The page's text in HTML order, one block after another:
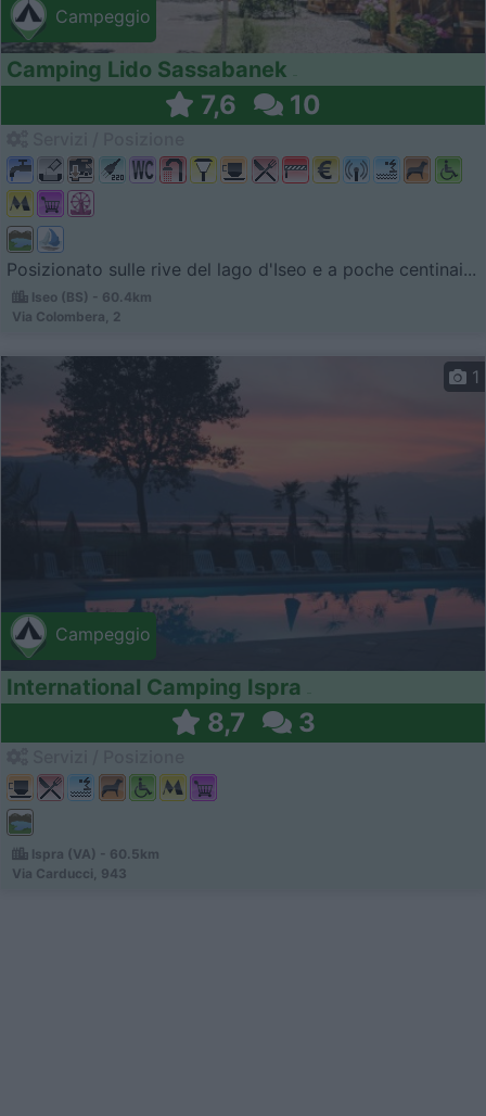
Campeggio
Camping Lido Sassabanek
7,6 10
Posizionato sulle rive del lago d'Iseo e a poche centinai...
Iseo (BS) - 60.4km
Via Colombera, 2
Campeggio
1
International Camping Ispra
8,7 3
Ispra (VA) - 60.5km
Via Carducci, 943